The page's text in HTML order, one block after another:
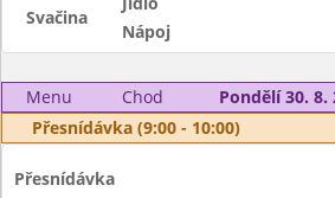
Svačina
Nápoj
Menu Chod
Pondělí 30. 8.
Přesnídávka (9:00 - 10:00)
Přesnídávka